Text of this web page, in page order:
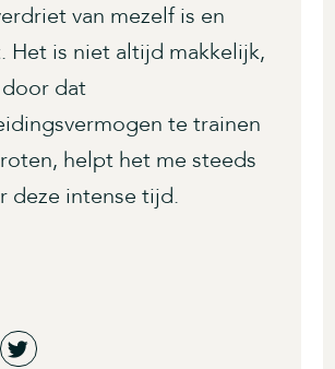
van mezelf is en
Het is niet altijd makkelijk,
dat
te trainen
helpt het me steeds
deze intense tijd.